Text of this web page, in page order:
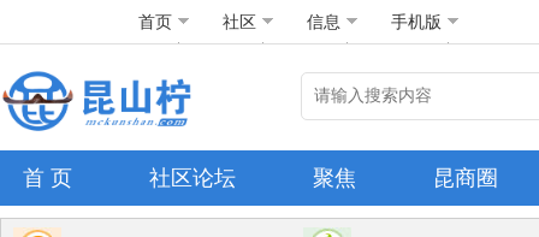
首页 社区 信息 手机版
首 页 社区论坛 聚焦 昆商圈